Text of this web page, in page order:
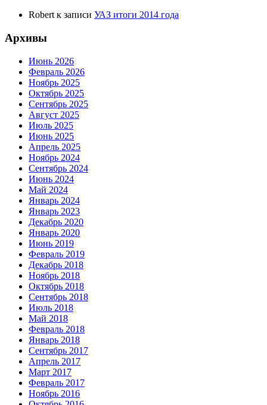
Robert к записи УАЗ итоги 2014 года
Архивы
Июнь 2026
Февраль 2026
Ноябрь 2025
Октябрь 2025
Сентябрь 2025
Август 2025
Июль 2025
Июнь 2025
Апрель 2025
Ноябрь 2024
Сентябрь 2024
Июнь 2024
Май 2024
Январь 2024
Январь 2023
Декабрь 2020
Январь 2020
Июнь 2019
Февраль 2019
Декабрь 2018
Ноябрь 2018
Октябрь 2018
Сентябрь 2018
Июль 2018
Май 2018
Февраль 2018
Январь 2018
Сентябрь 2017
Апрель 2017
Март 2017
Февраль 2017
Ноябрь 2016